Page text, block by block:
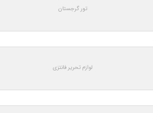
تور گرجستان
لوازم تحریر فانتزی